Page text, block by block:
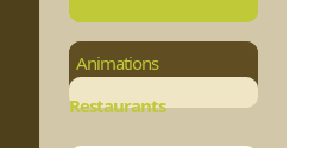
Animations
Restaurants